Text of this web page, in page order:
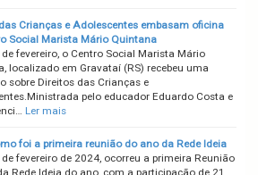
Crianças e Adolescentes embasam oficina
Social Marista Mário Quintana
fevereiro, o Centro Social Marista Mário
localizado em Gravataí (RS) recebeu uma
sobre Direitos das Crianças e
pelo educador Eduardo Costa e
Ler mais
foi a primeira reunião do ano da Rede Ideia
fevereiro de 2024, ocorreu a primeira Reunião